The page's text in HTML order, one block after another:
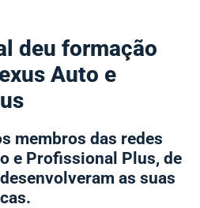
deu formação
Auto e
membros das redes
e Profissional Plus, de
as suas